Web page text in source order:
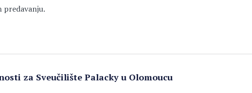
predavanju.
za Sveučilište Palacky u Olomoucu